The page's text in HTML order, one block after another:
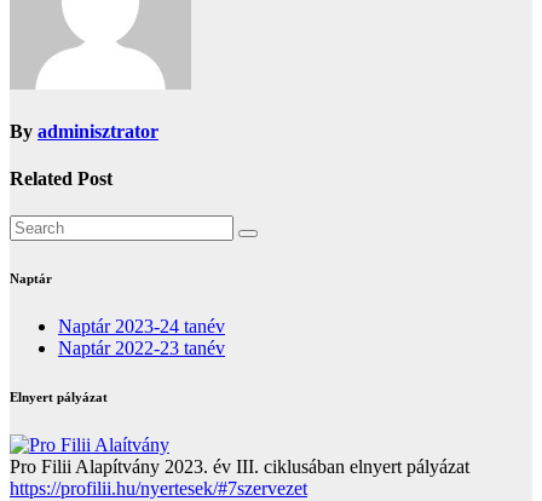
By adminisztrator
Related Post
Naptár
Naptár 2023-24 tanév
Naptár 2022-23 tanév
Elnyert pályázat
Pro Filii Alapítvány 2023. év III. ciklusában elnyert pályázat
https://profilii.hu/nyertesek/#7szervezet